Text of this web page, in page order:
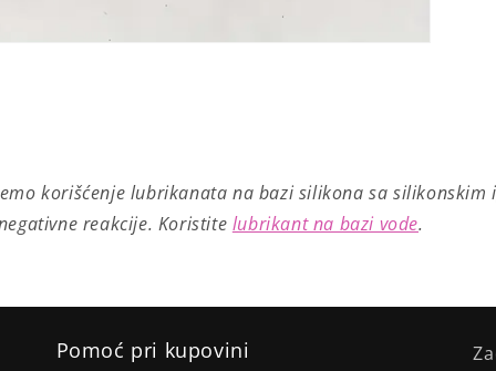
korišćenje lubrikanata na bazi silikona sa silikonskim
reakcije. Koristite lubrikant na bazi vode.
Pomoć pri kupovini